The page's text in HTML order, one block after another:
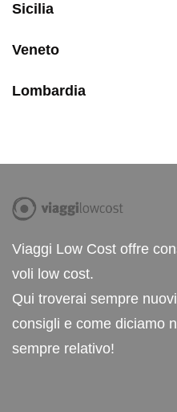
Sicilia
Veneto
Lombardia
Viaggi Low Cost offre
voli low cost.
Qui troverai sempre
consigli e come diciamo
sempre relativo!